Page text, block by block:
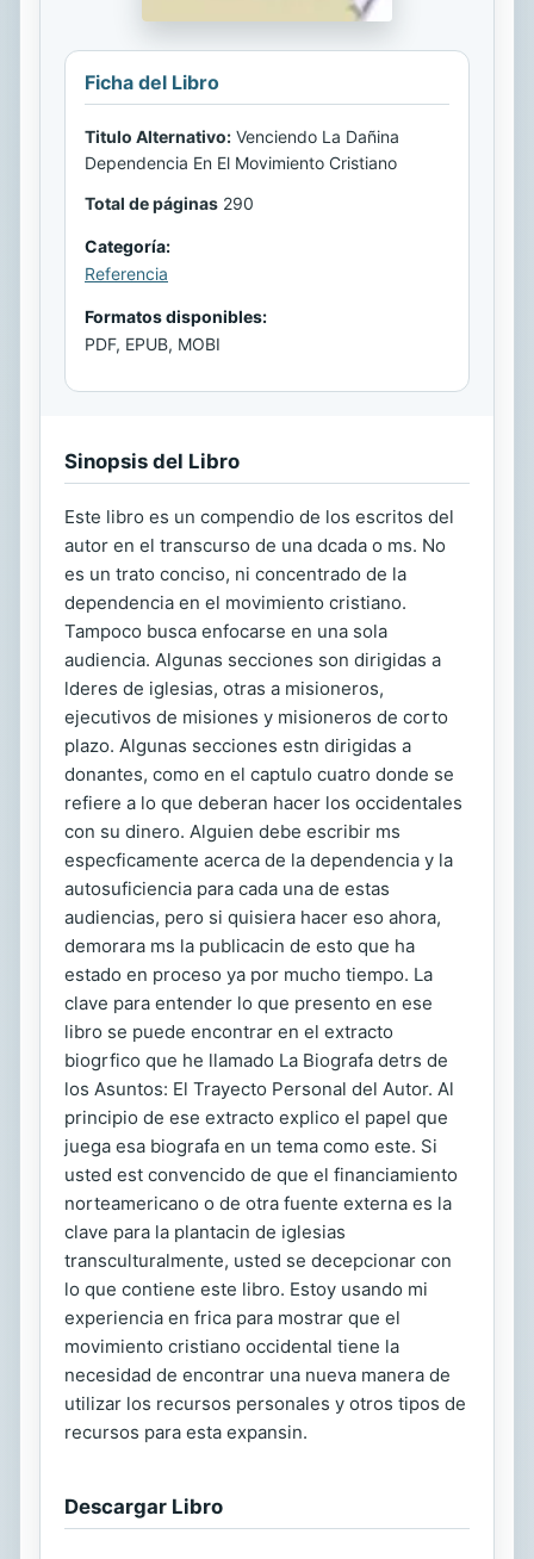
Ficha del Libro
Titulo Alternativo: Venciendo La Dañina
Dependencia En El Movimiento Cristiano
Total de páginas 290
Categoría:
Referencia
Formatos disponibles:
PDF, EPUB, MOBI
Sinopsis del Libro
Este libro es un compendio de los escritos del
autor en el transcurso de una dcada o ms. No
es un trato conciso, ni concentrado de la
dependencia en el movimiento cristiano.
Tampoco busca enfocarse en una sola
audiencia. Algunas secciones son dirigidas a
lderes de iglesias, otras a misioneros,
ejecutivos de misiones y misioneros de corto
plazo. Algunas secciones estn dirigidas a
donantes, como en el captulo cuatro donde se
refiere a lo que deberan hacer los occidentales
con su dinero. Alguien debe escribir ms
especficamente acerca de la dependencia y la
autosuficiencia para cada una de estas
audiencias, pero si quisiera hacer eso ahora,
demorara ms la publicacin de esto que ha
estado en proceso ya por mucho tiempo. La
clave para entender lo que presento en ese
libro se puede encontrar en el extracto
biogrfico que he llamado La Biografa detrs de
los Asuntos: El Trayecto Personal del Autor. Al
principio de ese extracto explico el papel que
juega esa biografa en un tema como este. Si
usted est convencido de que el financiamiento
norteamericano o de otra fuente externa es la
clave para la plantacin de iglesias
transculturalmente, usted se decepcionar con
lo que contiene este libro. Estoy usando mi
experiencia en frica para mostrar que el
movimiento cristiano occidental tiene la
necesidad de encontrar una nueva manera de
utilizar los recursos personales y otros tipos de
recursos para esta expansin.
Descargar Libro